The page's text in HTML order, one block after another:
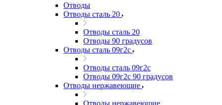
Отводы
Отводы сталь 20
Отводы сталь 20
Отводы 90 градусов
Отводы сталь 09г2с
Отводы сталь 09г2с
Отводы 09г2с 90 градусов
Отводы нержавеющие
Отводы нержавеющие